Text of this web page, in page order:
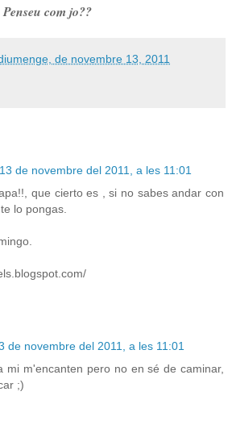
com jo??
de novembre 13, 2011
13 de novembre del 2011, a les 11:01
que cierto es , si no sabes andar con
lo pongas.
de novembre del 2011, a les 11:01
mi m'encanten pero no en sé de caminar,
;)